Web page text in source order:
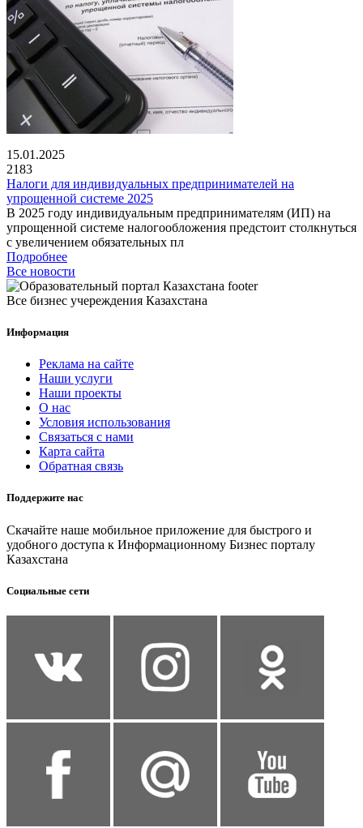
15.01.2025
2183
Налоги для индивидуальных предпринимателей на
упрощенной системе 2025
В 2025 году индивидуальным предпринимателям (ИП) на
упрощенной системе налогообложения предстоит столкнуться
с увеличением обязательных пл
Подробнее
Все новости
Все бизнес учереждения Казахстана
Информация
Реклама на сайте
Наши услуги
Наши проекты
О нас
Условия использования
Связаться с нами
Карта сайта
Обратная связь
Поддержите нас
Скачайте наше мобильное приложение для быстрого и
удобного доступа к Информационному Бизнес порталу
Казахстана
Социальные сети